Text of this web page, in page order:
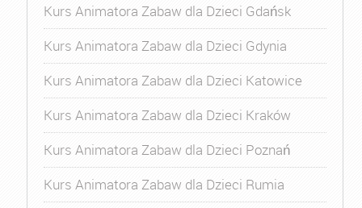
Kurs Animatora Zabaw dla Dzieci Gdańsk
Kurs Animatora Zabaw dla Dzieci Gdynia
Kurs Animatora Zabaw dla Dzieci Katowice
Kurs Animatora Zabaw dla Dzieci Kraków
Kurs Animatora Zabaw dla Dzieci Poznań
Kurs Animatora Zabaw dla Dzieci Rumia